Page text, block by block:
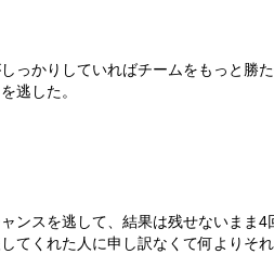
っかりしていればチームをもっと勝
逃した。
ンスを逃して、結果は残せないまま
てくれた人に申し訳なくて何よりそれ